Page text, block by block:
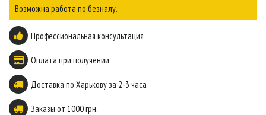
Возможна работа по безналу.
Профессиональная консультация
Оплата при получении
Доставка по Харькову за 2-3 часа
Заказы от 1000 грн.